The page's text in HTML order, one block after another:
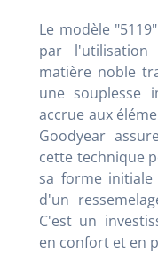
Le modèle
par
matière noble
une souplesse
accrue aux
Goodyear
cette technique
sa forme
d'un
C'est un
en confort et en